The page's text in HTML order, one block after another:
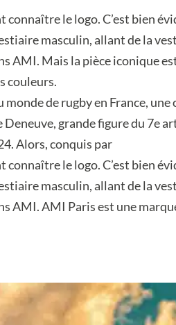
le logo. C’est bien
masculin, allant de la
AMI. Mais la pièce iconique
couleurs.
monde de rugby en France,
grande figure du 7e
Alors, conquis par
le logo. C’est bien
masculin, allant de la
AMI. AMI Paris est une